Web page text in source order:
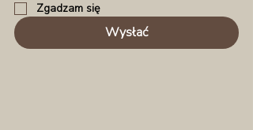
Zgadzam się
Wysłać